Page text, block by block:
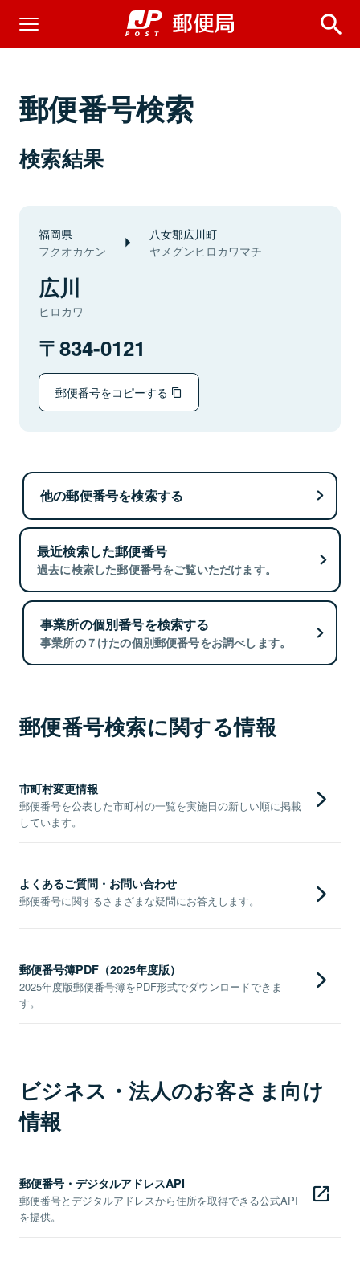
郵便番号検索
検索結果
福岡県
フクオカケン
八女郡広川町
ヤメグンヒロカワマチ
広川
ヒロカワ
834-0121
郵便番号をコピーする
他の郵便番号を検索する
最近検索した郵便番号
過去に検索した郵便番号をご覧いただけます。
事業所の個別番号を検索する
事業所の７けたの個別郵便番号をお調べします。
郵便番号検索に関する情報
市町村変更情報
郵便番号を公表した市町村の一覧を実施日の新しい順に掲載
しています。
よくあるご質問・お問い合わせ
郵便番号に関するさまざまな疑問にお答えします。
郵便番号簿PDF（2025年度版）
2025年度版郵便番号簿をPDF形式でダウンロードできま
す。
ビジネス・法人のお客さま向け
情報
郵便番号・デジタルアドレスAPI
郵便番号とデジタルアドレスから住所を取得できる公式API
を提供。